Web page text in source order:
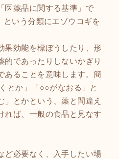
医薬品に関する基準」で
という分類にエゾウコギを
効能を標ぼうしたり、形
的であったりしないかぎり
あることを意味します。簡
とか」「○○がなおる」と
」とかという、薬と間違え
れば、一般の食品と見なす
必要なく、入手したい場